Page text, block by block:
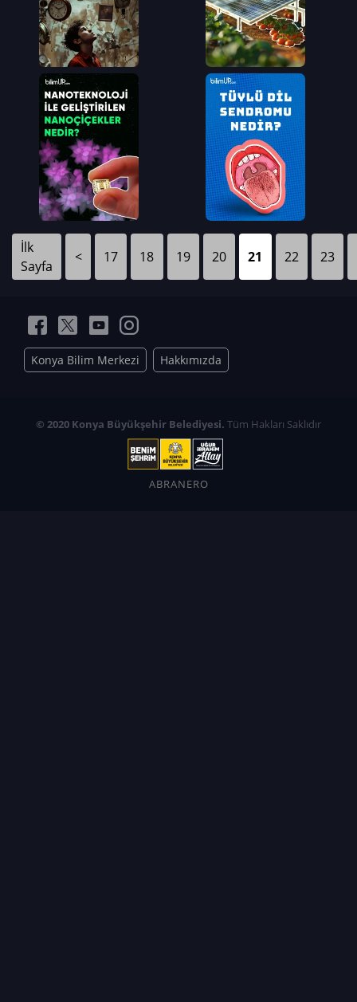
İlk
Sayfa
< 17 18 19 20 21 22 23
Konya Bilim Merkezi Hakkımızda
© 2020 Konya Büyükşehir Belediyesi. Tüm Hakları Saklıdır
ABRANERO